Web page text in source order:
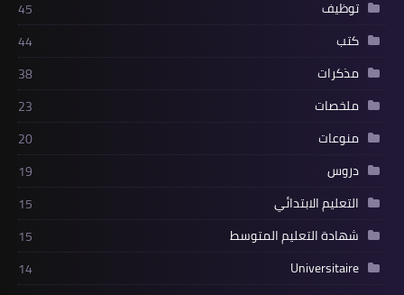
توظيف
45
كتب
44
مذكرات
38
ملخصات
23
منوعات
20
دروس
19
التعليم الابتدائي
15
شهادة التعليم المتوسط
15
Universitaire
14